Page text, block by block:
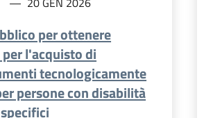
per ottenere
l'acquisto di
tecnologicamente
persone con disabilità